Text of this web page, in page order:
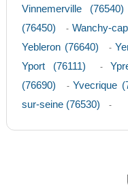
Vinnemerville (76540)
(76450)
-Wanchy-
Yebleron (76640) -
Yport (76111) -
(76690)
- Yvecrique
sur-seine (76530)
-